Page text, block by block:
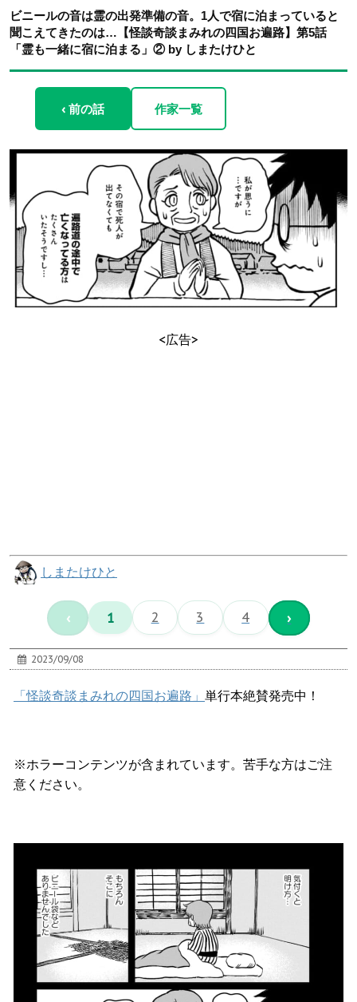
ビニールの音は霊の出発準備の音。1人で宿に泊まっていると
聞こえてきたのは…【怪談奇談まみれの四国お遍路】第5話
「霊も一緒に宿に泊まる」② by しまたけひと
‹ 前の話 作家一覧
<広告>
しまたけひと
‹ 1 2 3 4 ›
2023/09/08
「怪談奇談まみれの四国お遍路」 単行本絶賛発売中！
※ホラーコンテンツが含まれています。苦手な方はご注
意ください。